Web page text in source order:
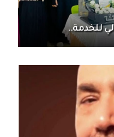
للخدمة..